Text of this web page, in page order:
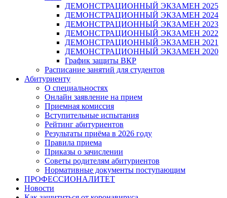
ДЕМОНСТРАЦИОННЫЙ ЭКЗАМЕН 2025
ДЕМОНСТРАЦИОННЫЙ ЭКЗАМЕН 2024
ДЕМОНСТРАЦИОННЫЙ ЭКЗАМЕН 2023
ДЕМОНСТРАЦИОННЫЙ ЭКЗАМЕН 2022
ДЕМОНСТРАЦИОННЫЙ ЭКЗАМЕН 2021
ДЕМОНСТРАЦИОННЫЙ ЭКЗАМЕН 2020
График защиты ВКР
Расписание занятий для студентов
Абитуриенту
О специальностях
Онлайн заявление на прием
Приемная комиссия
Вступительные испытания
Рейтинг абитуриентов
Результаты приёма в 2026 году
Правила приема
Приказы о зачислении
Советы родителям абитуриентов
Нормативные документы поступающим
ПРОФЕССИОНАЛИТЕТ
Новости